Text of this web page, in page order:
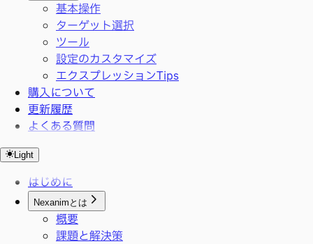
基本操作
ターゲット選択
ツール
設定のカスタマイズ
エクスプレッションTips
購入について
更新履歴
よくある質問
Light
はじめに
Nexanimとは
概要
課題と解決策